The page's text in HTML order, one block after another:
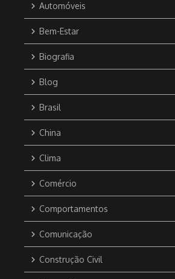
Automóveis
Bem-Estar
Biografia
Blog
Brasil
China
Clima
Comércio
Comportamentos
Comunicação
Construção Civil